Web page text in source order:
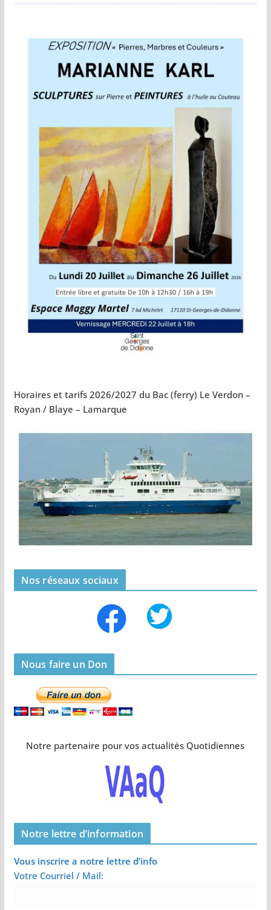
Horaires et tarifs 2026/2027 du Bac (ferry) Le Verdon –
Royan / Blaye – Lamarque
Nos réseaux sociaux
Nous faire un Don
Notre partenaire pour vos actualités Quotidiennes
Notre lettre d’information
Vous inscrire a notre lettre d’info
Votre Courriel / Mail: